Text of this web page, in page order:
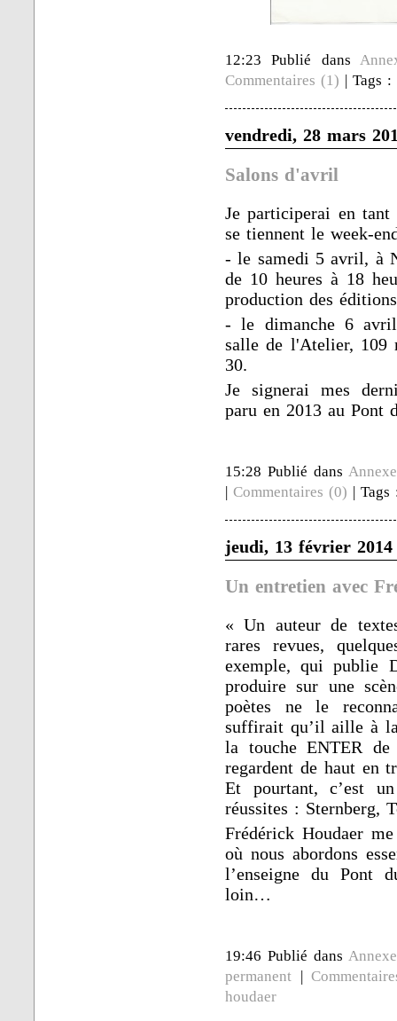
12:23 Publié dans
Commentaires (1) | Tags :
vendredi, 28 mars
Salons d'avril
Je participerai en
se tiennent le week-
- le samedi 5 avril, à
de 10 heures à 18
production des
- le dimanche 6
salle de l'Atelier, 109
30.
Je signerai mes
paru en 2013 au Pont
15:28 Publié dans
|Commentaires (0) |
jeudi, 13 février 2014
Un entretien avec
« Un auteur de
rares revues,
exemple, qui publie
produire sur une
poètes ne le
suffirait qu’il aille à
la touche ENTER
regardent de haut en
Et pourtant, c’est
réussites : Sternberg,
Frédérick Houdaer
où nous abordons
l’enseigne du Pont
loin…
19:46 Publié dans
permanent |
houdaer